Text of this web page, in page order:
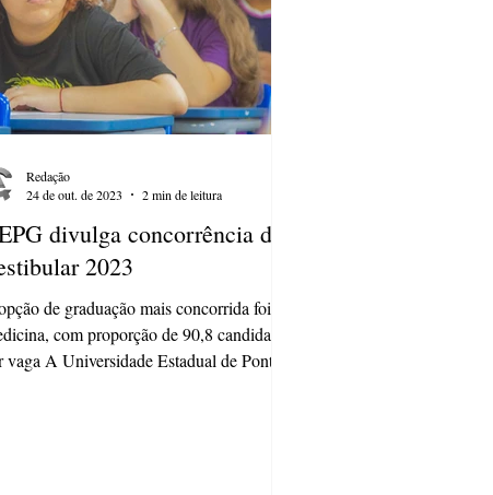
divulga concorrência do
2023
de graduação mais concorrida foi
com proporção de 90,8 candidatos
vaga A Universidade Estadual de Ponta
Redação
24 de out. de 2023
2 min de leitura